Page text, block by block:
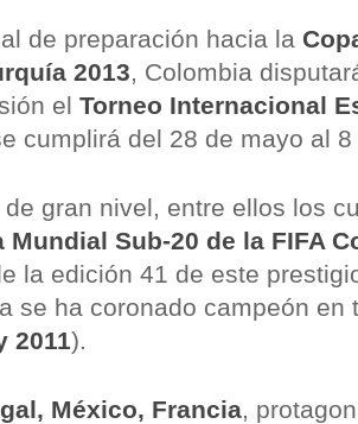
de preparación hacia la
2013, Colombia
el Torneo Internacional
cumplirá del 28 de mayo al
gran nivel, entre ellos los
Mundial Sub-20 de la FIFA
la edición 41 de este
se ha coronado campeón en
2011).
México, Francia,